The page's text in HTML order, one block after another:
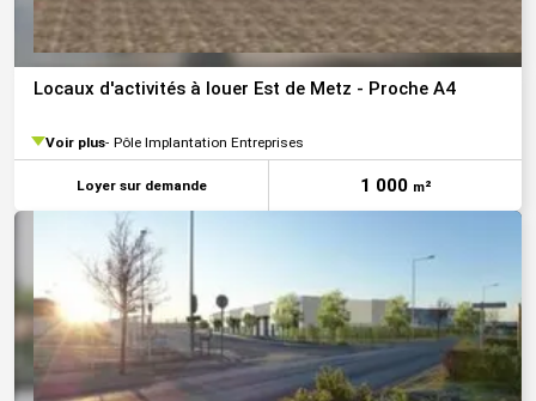
Locaux d'activités à louer Est de Metz - Proche A4
Voir plus Pôle Implantation Entreprises
Loyer sur demande 1 000 m²